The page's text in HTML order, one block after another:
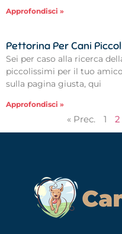
Approfondisci »
Pettorina Per Cani
Sei per caso alla ricerca
piccolissimi per il tuo
sulla pagina giusta, qui
Approfondisci »
« Prec. 1 2